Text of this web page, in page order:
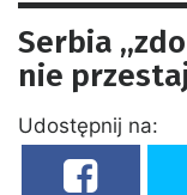
Serbia
nie
Udostępnij na: